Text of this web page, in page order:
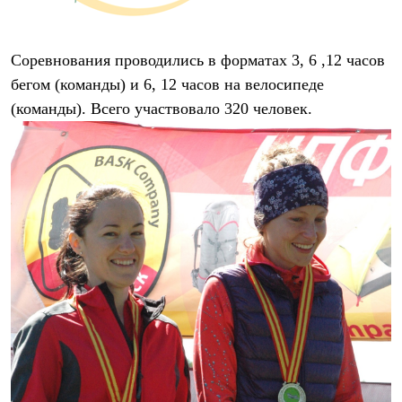
Термобелье
Легкое термобелье
Футболки
Рубашки
Толстовки
Брюки
Шорты
Женская одежда
Утепленная пухом
Куртки
Брюки
Жилеты
Утепленная синтетикой
Куртки
Брюки
Штормовая одежда
Куртки
Софтшелл одежда
Куртки
Брюки
Лёгкая одежда
Соревнования проводились в форматах 3, 6 ,12 часов
бегом (команды) и 6, 12 часов на велосипеде
(команды). Всего участвовало 320 человек.